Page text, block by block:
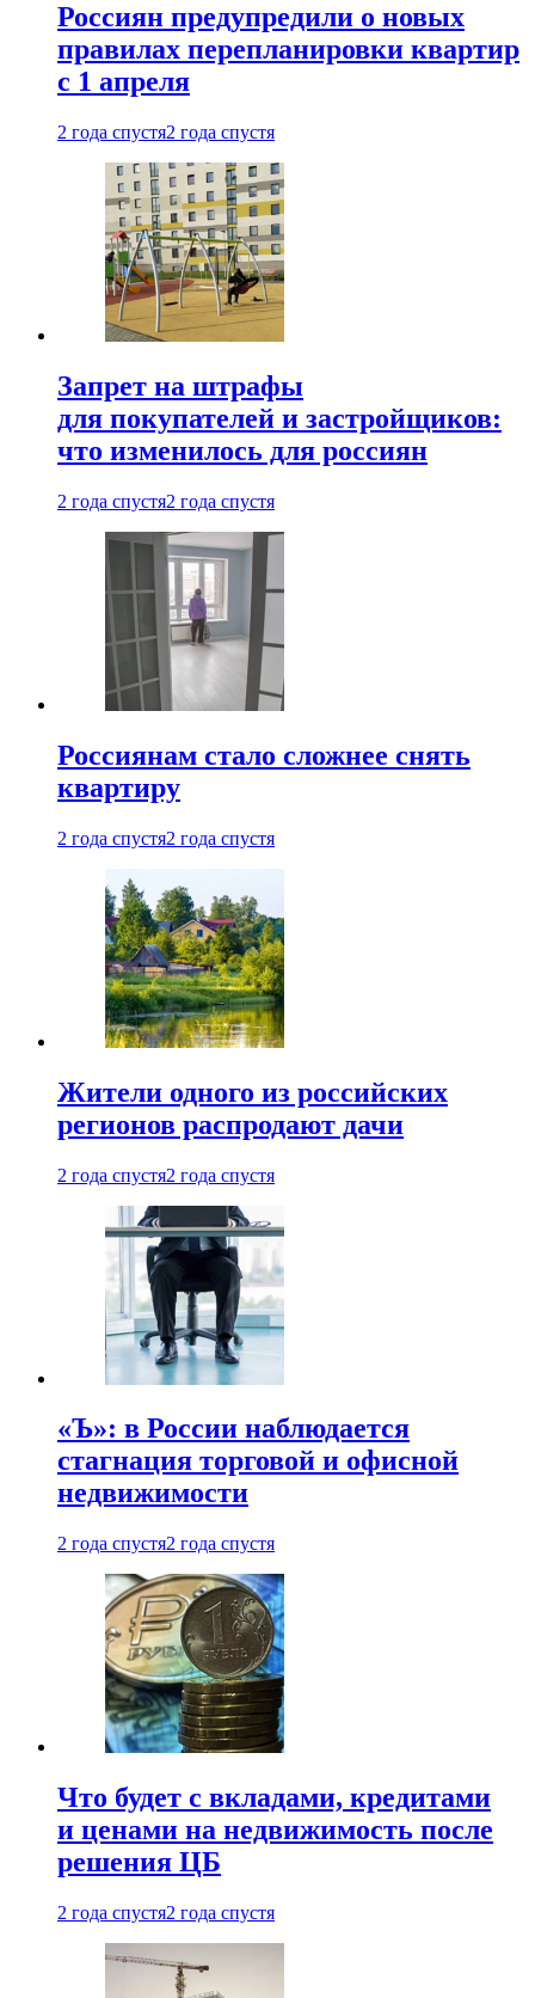
Россиян предупредили о новых
правилах перепланировки квартир
с 1 апреля
2 года спустя2 года спустя
Запрет на штрафы
для покупателей и застройщиков:
что изменилось для россиян
2 года спустя2 года спустя
Россиянам стало сложнее снять
квартиру
2 года спустя2 года спустя
Жители одного из российских
регионов распродают дачи
2 года спустя2 года спустя
«Ъ»: в России наблюдается
стагнация торговой и офисной
недвижимости
2 года спустя2 года спустя
Что будет с вкладами, кредитами
и ценами на недвижимость после
решения ЦБ
2 года спустя2 года спустя